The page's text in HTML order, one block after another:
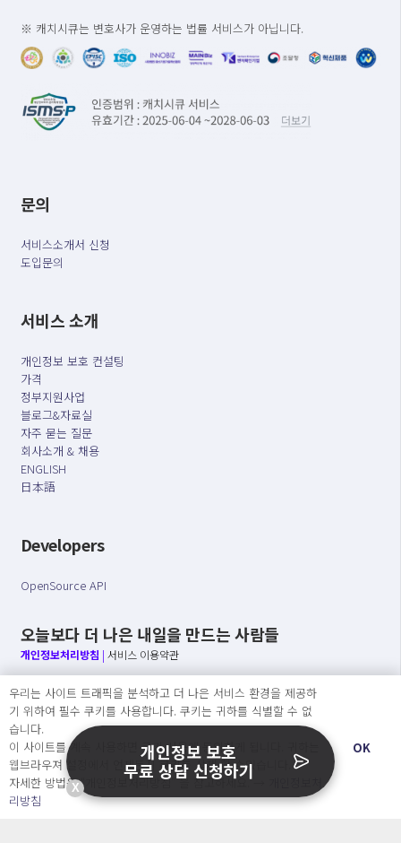
※ 캐치시큐는 변호사가 운영하는 법률 서비스가 아닙니다.
문의
서비스소개서 신청
도입문의
서비스 소개
개인정보 보호 컨설팅
가격
정부지원사업
블로그&자료실
자주 묻는 질문
회사소개 & 채용
ENGLISH
日本語
Developers
OpenSource API
오늘보다 더 나은 내일을 만드는 사람들
개인정보처리방침 | 서비스 이용약관
○ 개인정보보호 컴플라이언스를 선도하겠습니다.
○ 정보주체의 권리를 보장하겠습니다.
○ 기업의 개인정보보호를 위한 효율적 관리를 보장하겠습니다.
Copyright Ⓒ
2026 O.NE PEOPLE Co., Ltd. All rights reserved.
우리는 사이트 트래픽을 분석하고 더 나은 서비스 환경을 제공하
기 위하여 필수 쿠키를 사용합니다. 쿠키는 귀하를 식별할 수 없
습니다.
이 사이트를 계속 사용하면 쿠키 사용에 동의하게 됩니다. 귀하는
웹브라우져 설정에서 언제든지 쿠키를 삭제 할 수있습니다.
자세한 방법은 “개인정보처리방침” 을 참고하세요. →
리방침
OK
X
개인정보 보호
무료 상담 신청하기